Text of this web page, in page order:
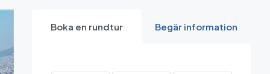
Boka en rundtur Begär information